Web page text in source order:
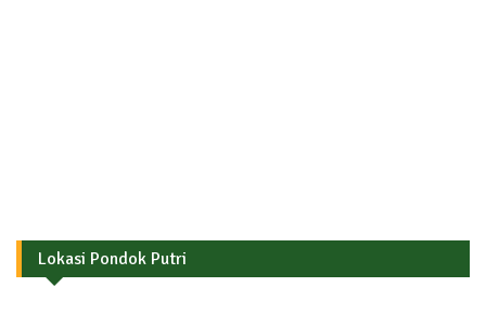
Lokasi Pondok Putri